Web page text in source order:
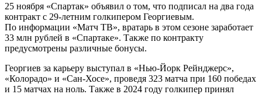
25 ноября «Спартак» объявил о том, что подписал на два года
контракт с 29‑летним голкипером Георгиевым.
По информации «Матч ТВ», вратарь в этом сезоне заработает
33 млн рублей в «Спартаке». Также по контракту
предусмотрены различные бонусы.
Георгиев за карьеру выступал в «Нью‑Йорк Рейнджерс»,
«Колорадо» и «Сан‑Хосе», проведя 323 матча при 160 победах
и 15 матчах на ноль. Также в 2024 году голкипер принял